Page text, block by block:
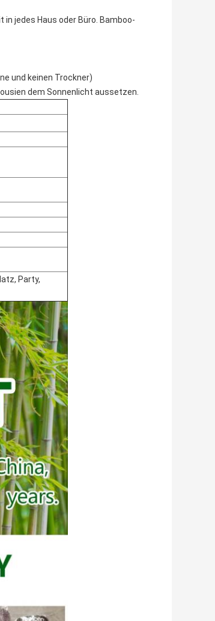
jedes Haus oder Büro. Bamboo-
und keinen Trockner)
dem Sonnenlicht aussetzen.
Party,